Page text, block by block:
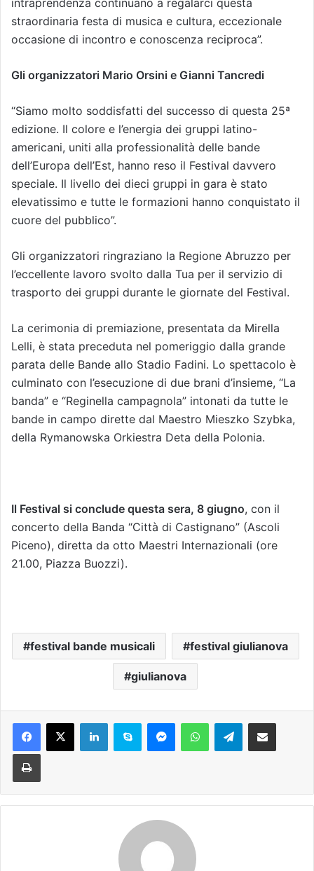
straordinaria festa di musica e cultura, eccezionale
occasione di incontro e conoscenza reciproca”.
Gli organizzatori Mario Orsini e Gianni Tancredi
“Siamo molto soddisfatti del successo di questa 25ª
edizione. Il colore e l’energia dei gruppi latino-
americani, uniti alla professionalità delle bande
dell’Europa dell’Est, hanno reso il Festival davvero
speciale. Il livello dei dieci gruppi in gara è stato
elevatissimo e tutte le formazioni hanno conquistato il
cuore del pubblico”.
Gli organizzatori ringraziano la Regione Abruzzo per
l’eccellente lavoro svolto dalla Tua per il servizio di
trasporto dei gruppi durante le giornate del Festival.
La cerimonia di premiazione, presentata da Mirella
Lelli, è stata preceduta nel pomeriggio dalla grande
parata delle Bande allo Stadio Fadini. Lo spettacolo è
culminato con l’esecuzione di due brani d’insieme, “La
banda” e “Reginella campagnola” intonati da tutte le
bande in campo dirette dal Maestro Mieszko Szybka,
della Rymanowska Orkiestra Deta della Polonia.
Il Festival si conclude questa sera, 8 giugno, con il
concerto della Banda “Città di Castignano” (Ascoli
Piceno), diretta da otto Maestri Internazionali (ore
21.00, Piazza Buozzi).
festival bande musicali festival giulianova
giulianova
Telegram